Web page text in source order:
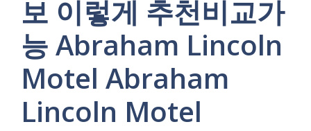
보 이렇게 추천비교가
능 Abraham Lincoln
Motel Abraham
Lincoln Motel